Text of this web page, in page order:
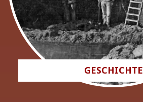
GESCHICHTE